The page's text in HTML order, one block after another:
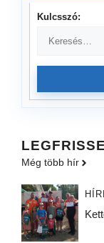
Kulcsszó:
Még több hír